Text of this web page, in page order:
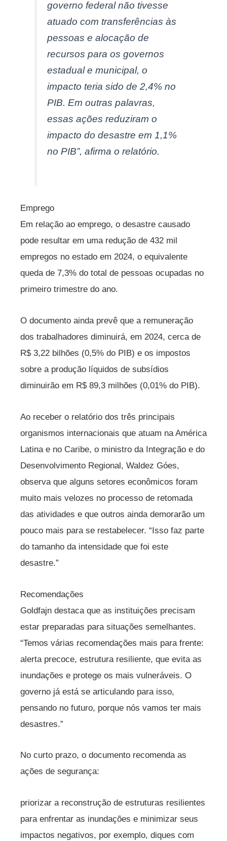
governo federal não tivesse
atuado com transferências às
pessoas e alocação de
recursos para os governos
estadual e municipal, o
impacto teria sido de 2,4% no
PIB. Em outras palavras,
essas ações reduziram o
impacto do desastre em 1,1%
no PIB”, afirma o relatório.
Emprego
Em relação ao emprego, o desastre causado
pode resultar em uma redução de 432 mil
empregos no estado em 2024, o equivalente
queda de 7,3% do total de pessoas ocupadas no
primeiro trimestre do ano.
O documento ainda prevê que a remuneração
dos trabalhadores diminuirá, em 2024, cerca de
R$ 3,22 bilhões (0,5% do PIB) e os impostos
sobre a produção líquidos de subsídios
diminuirão em R$ 89,3 milhões (0,01% do PIB).
Ao receber o relatório dos três principais
organismos internacionais que atuam na América
Latina e no Caribe, o ministro da Integração e do
Desenvolvimento Regional, Waldez Góes,
observa que alguns setores econômicos foram
muito mais velozes no processo de retomada
das atividades e que outros ainda demorarão um
pouco mais para se restabelecer. “Isso faz parte
do tamanho da intensidade que foi este
desastre.”
Recomendações
Goldfajn destaca que as instituições precisam
estar preparadas para situações semelhantes.
“Temos várias recomendações mais para frente:
alerta precoce, estrutura resiliente, que evita as
inundações e protege os mais vulneráveis. O
governo já está se articulando para isso,
pensando no futuro, porque nós vamos ter mais
desastres.”
No curto prazo, o documento recomenda as
ações de segurança:
priorizar a reconstrução de estruturas resilientes
para enfrentar as inundações e minimizar seus
impactos negativos, por exemplo, diques com